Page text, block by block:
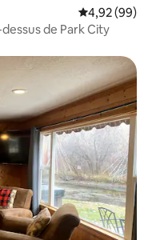
Évaluation
4,92 (99)
de Park City